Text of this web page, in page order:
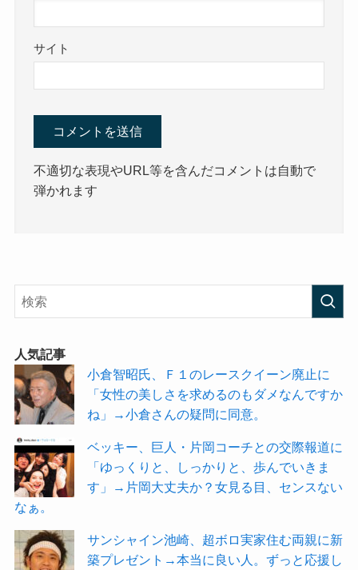
サイト
不適切な表現やURL等を含んだコメントは自動で
弾かれます
人気記事
小倉智昭氏、Ｆ１のレースクイーン廃止に
「女性の美しさを求めるのもダメなんですか
ね」→小倉さんの疑問に同意。
ベッキー、巨人・片岡コーチとの交際報道に
「ゆっくりと、しっかりと、歩んでいきま
す」→片岡大丈夫か？女見る目、センスない
なぁ。
サンシャイン池崎、超ボロ実家住む両親に新
築プレゼント→本当に良い人。ずっと応援し